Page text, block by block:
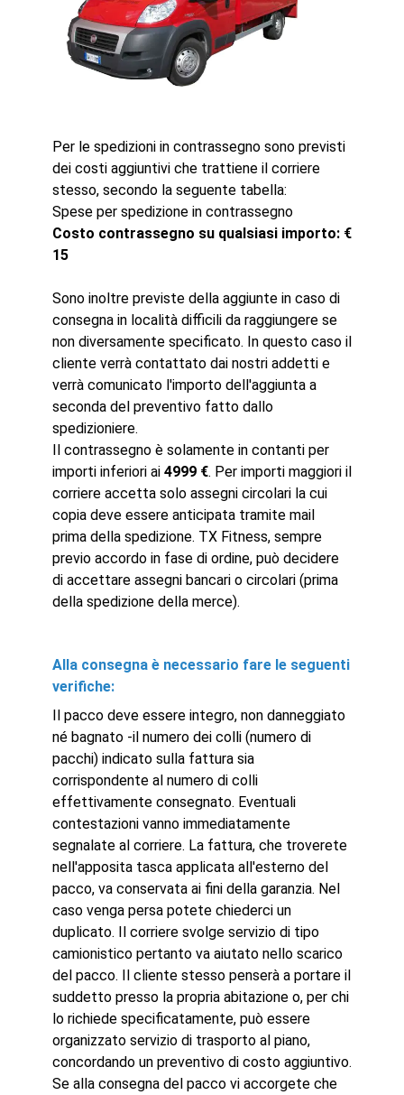
Per le spedizioni in contrassegno sono previsti
dei costi aggiuntivi che trattiene il corriere
stesso, secondo la seguente tabella:
Spese per spedizione in contrassegno
Costo contrassegno su qualsiasi importo: €
15
Sono inoltre previste della aggiunte in caso di
consegna in località difficili da raggiungere se
non diversamente specificato. In questo caso il
cliente verrà contattato dai nostri addetti e
verrà comunicato l'importo dell'aggiunta a
seconda del preventivo fatto dallo
spedizioniere.
Il contrassegno è solamente in contanti per
importi inferiori ai 4999 €. Per importi maggiori il
corriere accetta solo assegni circolari la cui
copia deve essere anticipata tramite mail
prima della spedizione. TX Fitness, sempre
previo accordo in fase di ordine, può decidere
di accettare assegni bancari o circolari (prima
della spedizione della merce).
Alla consegna è necessario fare le seguenti
verifiche:
Il pacco deve essere integro, non danneggiato
né bagnato -il numero dei colli (numero di
pacchi) indicato sulla fattura sia
corrispondente al numero di colli
effettivamente consegnato. Eventuali
contestazioni vanno immediatamente
segnalate al corriere. La fattura, che troverete
nell'apposita tasca applicata all'esterno del
pacco, va conservata ai fini della garanzia. Nel
caso venga persa potete chiederci un
duplicato. Il corriere svolge servizio di tipo
camionistico pertanto va aiutato nello scarico
del pacco. Il cliente stesso penserà a portare il
suddetto presso la propria abitazione o, per chi
lo richiede specificatamente, può essere
organizzato servizio di trasporto al piano,
concordando un preventivo di costo aggiuntivo.
Se alla consegna del pacco vi accorgete che